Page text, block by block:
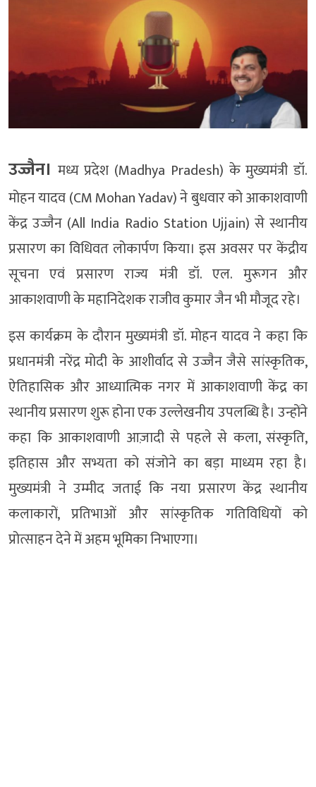
उज्जैन। मध्य प्रदेश (Madhya Pradesh) के मुख्यमंत्री डॉ.
मोहन यादव (CM Mohan Yadav) ने बुधवार को आकाशवाणी
केंद्र उज्जैन (All India Radio Station Ujjain) से स्थानीय
प्रसारण का विधिवत लोकार्पण किया। इस अवसर पर केंद्रीय
सूचना एवं प्रसारण राज्य मंत्री डॉ. एल. मुरूगन और
आकाशवाणी के महानिदेशक राजीव कुमार जैन भी मौजूद रहे।
इस कार्यक्रम के दौरान मुख्यमंत्री डॉ. मोहन यादव ने कहा कि
प्रधानमंत्री नरेंद्र मोदी के आशीर्वाद से उज्जैन जैसे सांस्कृतिक,
ऐतिहासिक और आध्यात्मिक नगर में आकाशवाणी केंद्र का
स्थानीय प्रसारण शुरू होना एक उल्लेखनीय उपलब्धि है। उन्होंने
कहा कि आकाशवाणी आज़ादी से पहले से कला, संस्कृति,
इतिहास और सभ्यता को संजोने का बड़ा माध्यम रहा है।
मुख्यमंत्री ने उम्मीद जताई कि नया प्रसारण केंद्र स्थानीय
कलाकारों, प्रतिभाओं और सांस्कृतिक गतिविधियों को
प्रोत्साहन देने में अहम भूमिका निभाएगा।